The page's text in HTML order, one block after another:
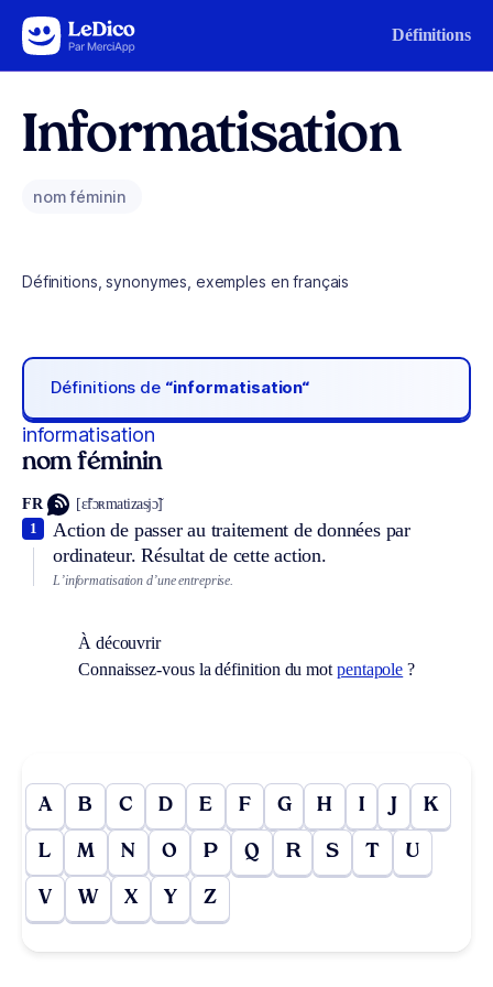
Aller au contenu Définitions
Informatisation
nom féminin
Définitions, synonymes, exemples en français
Définitions de “informatisation“
informatisation
nom féminin
FR [ɛ̃fɔʀmatizasjɔ̃]
Action de passer au traitement de données par
ordinateur. Résultat de cette action.
1
L’informatisation d’une entreprise.
À découvrir
Connaissez-vous la définition du mot pentapole ?
A B C D E F G H I J K
L M N O P Q R S T U
V W X Y Z